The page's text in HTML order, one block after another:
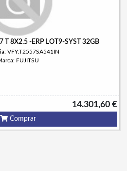
T 8X2.5 -ERP LOT9-SYST 32GB
VFY:T2557SA541IN
FUJITSU
14.301,60 €
Comprar